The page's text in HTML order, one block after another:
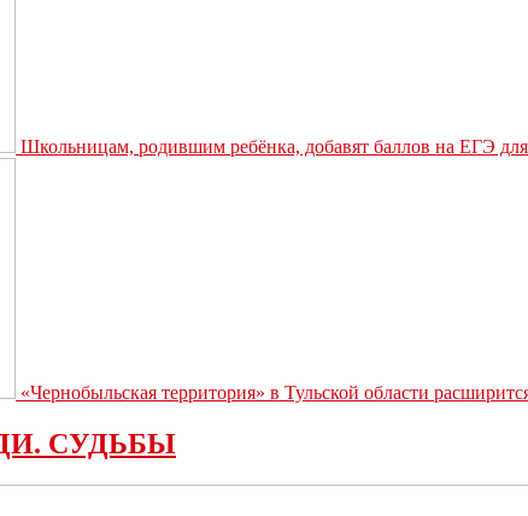
Школьницам, родившим ребёнка, добавят баллов на ЕГЭ для
«Чернобыльская территория» в Тульской области
СУДЬБЫ